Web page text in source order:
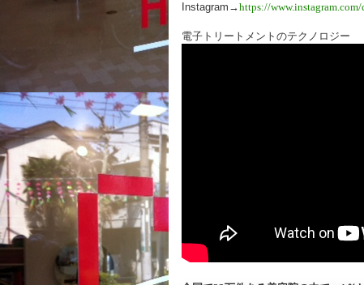
Instagram→https://
電子トリートメントのテクノロジー